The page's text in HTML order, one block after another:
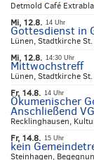
Detmold Café
Mi, 12.8. 14 Uhr
Gottesdienst in
Lünen, Stadtkirche
Mi, 12.8. 14:30 Uhr
Mittwochstreff
Lünen, Stadtkirche
Fr, 14.8. 14 Uhr
Ökumenischer
Anschließend
Recklinghausen,
Fr, 14.8. 15 Uhr
kein
Steinhagen,